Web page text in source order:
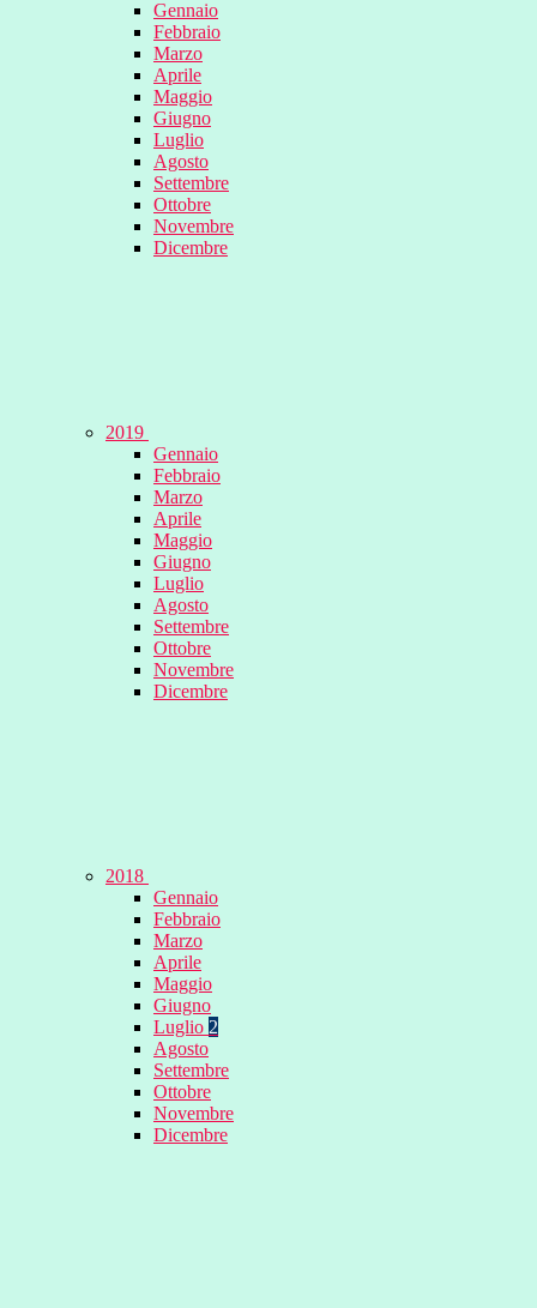
Gennaio
Febbraio
Marzo
Aprile
Maggio
Giugno
Luglio
Agosto
Settembre
Ottobre
Novembre
Dicembre
2019
Gennaio
Febbraio
Marzo
Aprile
Maggio
Giugno
Luglio
Agosto
Settembre
Ottobre
Novembre
Dicembre
2018
Gennaio
Febbraio
Marzo
Aprile
Maggio
Giugno
Luglio 2
Agosto
Settembre
Ottobre
Novembre
Dicembre